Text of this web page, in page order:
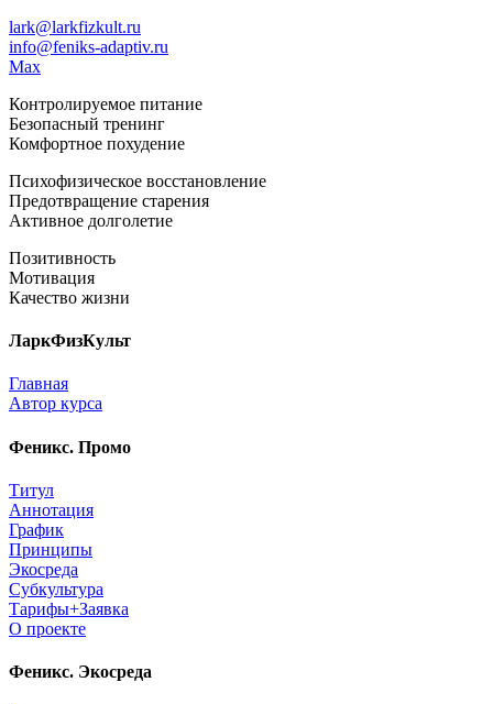
lark@larkfizkult.ru
info@feniks-adaptiv.ru
Max
Контролируемое питание
Безопасный тренинг
Комфортное похудение
Психофизическое восстановление
Предотвращение старения
Активное долголетие
Позитивность
Мотивация
Качество жизни
ЛаркФизКульт
Главная
Автор курса
Феникс. Промо
Титул
Аннотация
График
Принципы
Экосреда
Субкультура
Тарифы+Заявка
О проекте
Феникс. Экосреда